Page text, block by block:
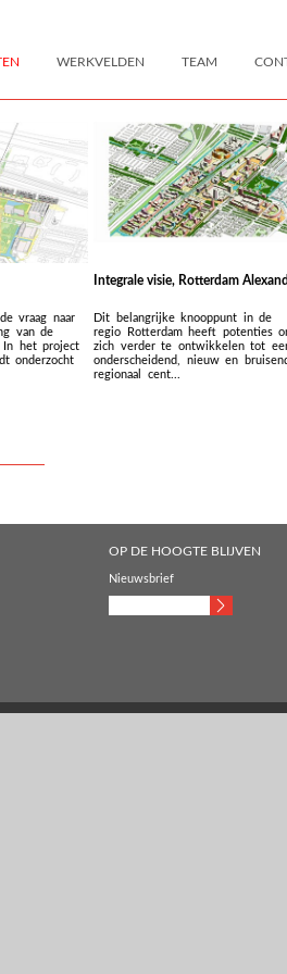
WERKVELDEN TEAM
vraag naar
van de
het project
onderzocht
Integrale visie, Rotterdam
Dit belangrijke knooppunt in de
regio Rotterdam heeft potenties
zich verder te ontwikkelen tot
onderscheidend, nieuw en
regionaal cent...
OP DE HOOGTE BLIJVEN
Nieuwsbrief